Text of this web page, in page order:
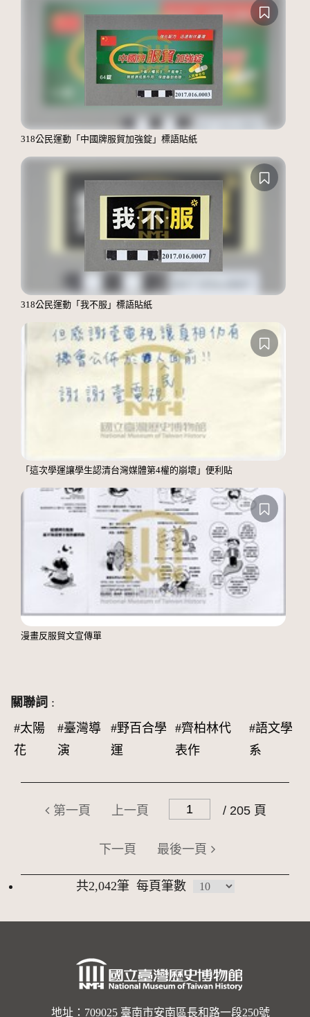
318公民運動「中國牌服貿加強錠」標語貼紙
318公民運動「我不服」標語貼紙
「這次學運讓學生認清台灣媒體第4權的崩壞」便利貼
漫畫反服貿文宣傳單
關聯詞 :
#太陽
花
#臺灣導
演
#野百合學
運
#齊柏林代
表作
#語文學
系
第一頁 上一頁 / 205 頁
下一頁 最後一頁
共2,042筆 每頁筆數
地址：709025 臺南市安南區長和路一段250號